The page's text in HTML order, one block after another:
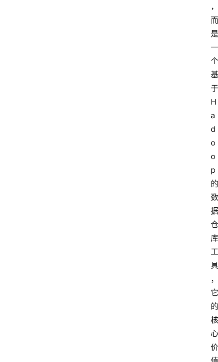
，
而
是
一
个
基
于
H
a
d
o
o
p
的
数
据
仓
库
工
具
，
它
的
核
心
价